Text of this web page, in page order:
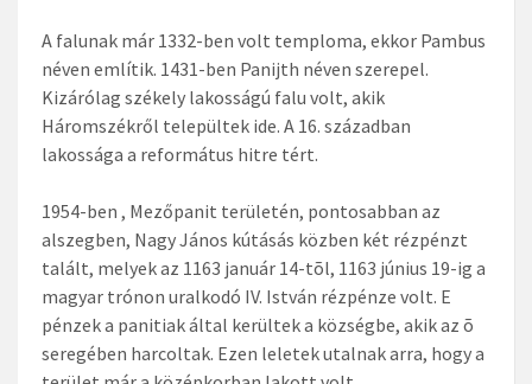
A falunak már 1332-ben volt temploma, ekkor Pambus
néven említik. 1431-ben Panijth néven szerepel.
Kizárólag székely lakosságú falu volt, akik
Háromszékről települtek ide. A 16. században
lakossága a református hitre tért.
1954-ben , Mezőpanit területén, pontosabban az
alszegben, Nagy János kútásás közben két rézpénzt
talált, melyek az 1163 január 14-tõl, 1163 június 19-ig a
magyar trónon uralkodó IV. István rézpénze volt. E
pénzek a panitiak által kerültek a községbe, akik az õ
seregében harcoltak. Ezen leletek utalnak arra, hogy a